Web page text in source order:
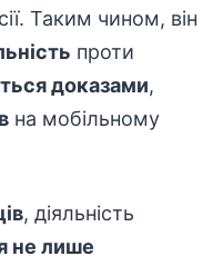
Таким чином, він
проти
доказами,
на мобільному
, діяльність
не лише